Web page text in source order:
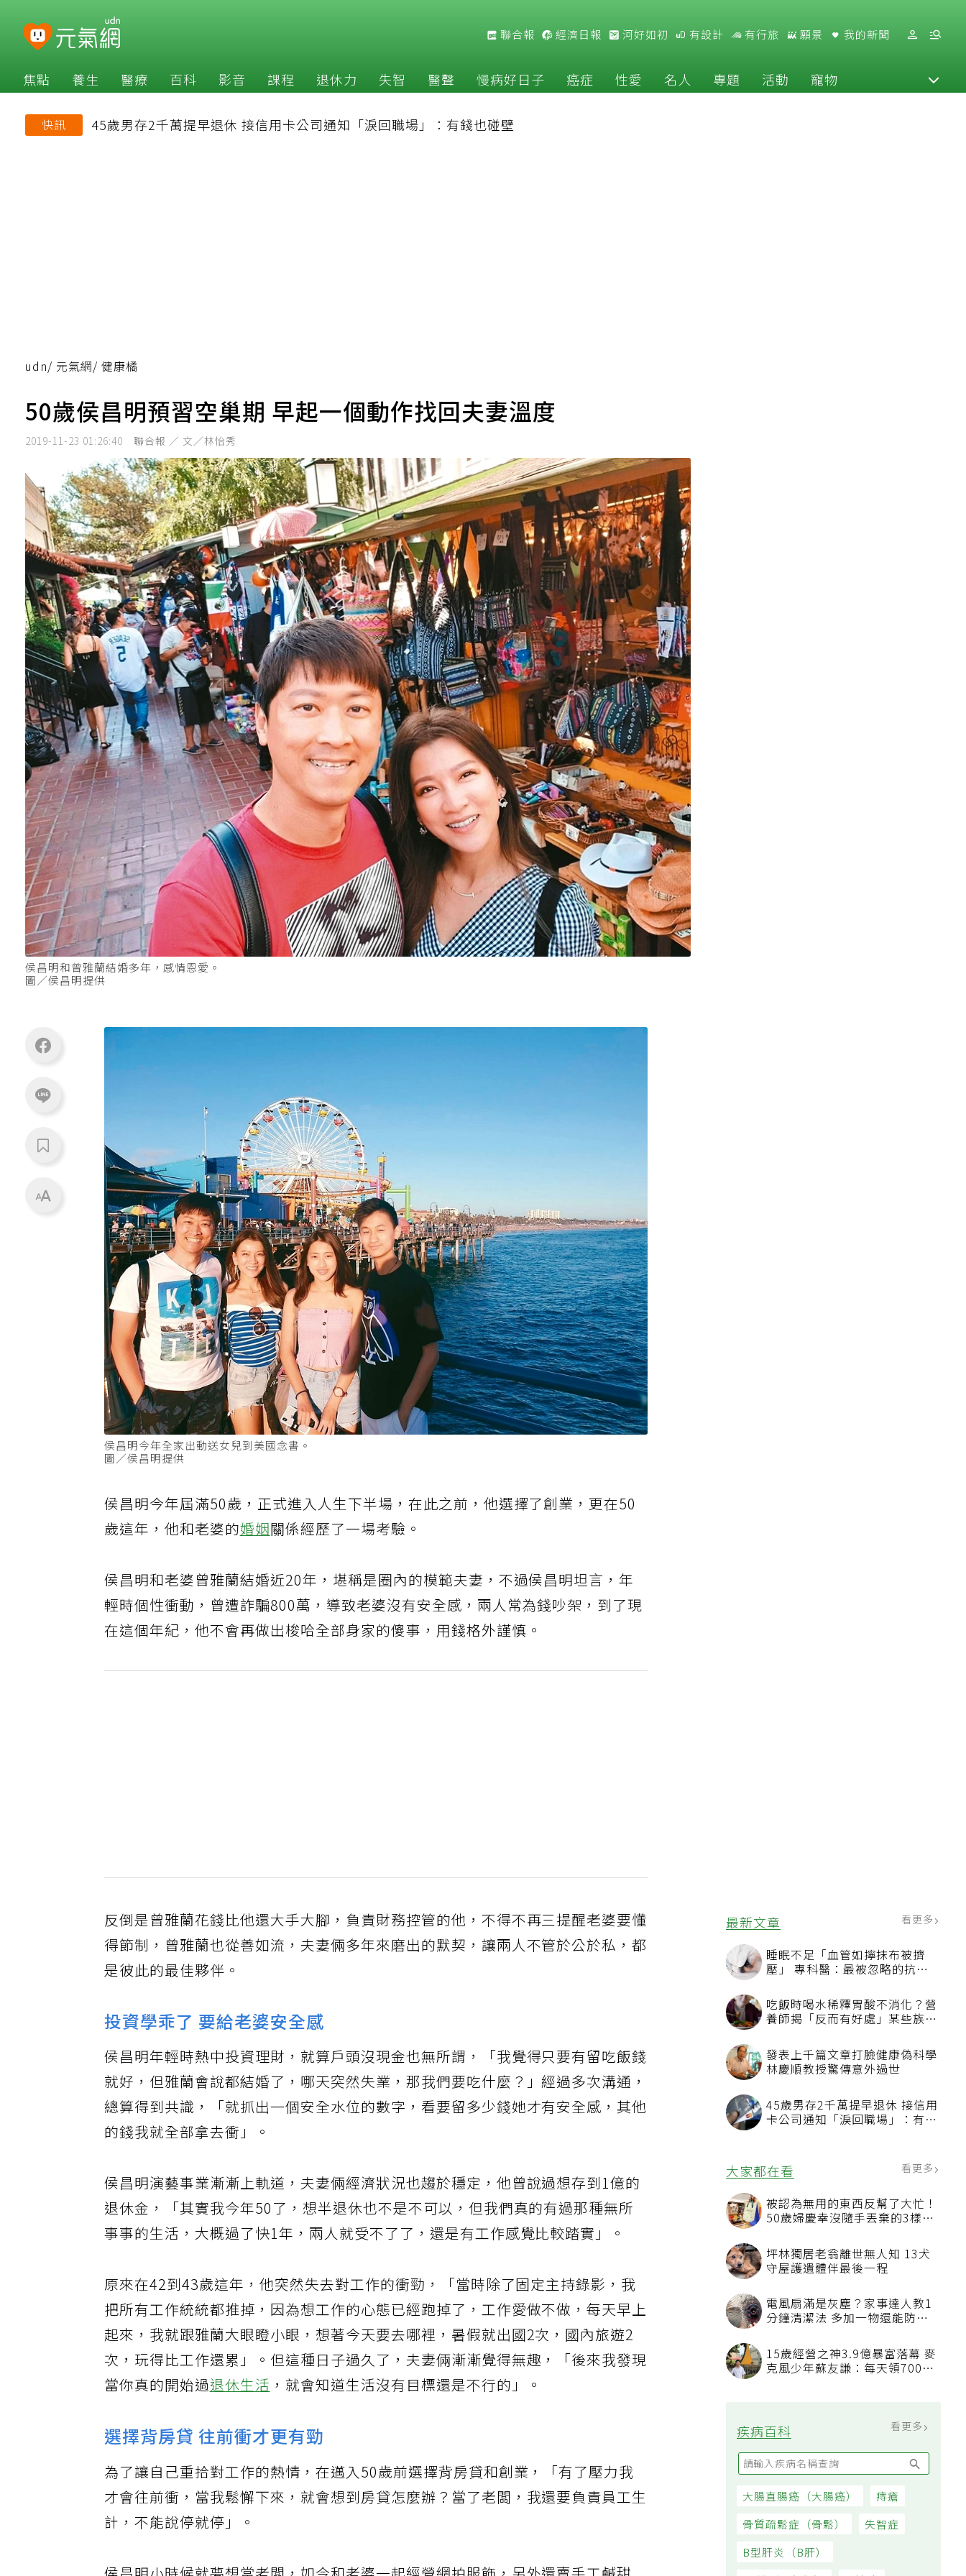
聯合報 經濟日報 河好如初 有設計 有行旅 願景 我的新聞
焦點 養生 醫療 百科 影音 課程 退休力 失智 醫聲 慢病好日子 癌症 性愛 名人 專題 活動 寵物
快訊 45歲男存2千萬提早退休 接信用卡公司通知「淚回職場」：有錢也碰壁
最新文章 看更多
睡眠不足「血管如擰抹布被擠
壓」 專科醫：最被忽略的抗老
吃飯時喝水稀釋胃酸不消化？營
養師揭「反而有好處」某些族群
發表上千篇文章打臉健康偽科學
林慶順教授驚傳意外過世
45歲男存2千萬提早退休 接信用
卡公司通知「淚回職場」：有錢
大家都在看
被認為無用的東西反幫了大忙！
50歲婦慶幸沒隨手丟棄的3樣物
坪林獨居老翁離世無人知 13犬
守屋護遺體伴最後一程
電風扇滿是灰塵？家事達人教1
汙附著
15歲經營之神3.9億暴富落幕 麥
疾病百科
udn/ 元氣網/ 健康橘
50歲侯昌明預習空巢期 早起一個動作找回夫妻溫度
2019-11-23 01:26:40 聯合報 ／ 文／林怡秀
侯昌明和曾雅蘭結婚多年，感情恩愛。
圖／侯昌明提供
侯昌明今年全家出動送女兒到美國念書。
圖／侯昌明提供
侯昌明今年屆滿50歲，正式進入人生下半場，在此之前，他選擇了創業，更在50
歲這年，他和老婆的婚姻關係經歷了一場考驗。
侯昌明和老婆曾雅蘭結婚近20年，堪稱是圈內的模範夫妻，不過侯昌明坦言，年
輕時個性衝動，曾遭詐騙800萬，導致老婆沒有安全感，兩人常為錢吵架，到了現
在這個年紀，他不會再做出梭哈全部身家的傻事，用錢格外謹慎。
反倒是曾雅蘭花錢比他還大手大腳，負責財務控管的他，不得不再三提醒老婆要懂
得節制，曾雅蘭也從善如流，夫妻倆多年來磨出的默契，讓兩人不管於公於私，都
是彼此的最佳夥伴。
投資學乖了 要給老婆安全感
侯昌明年輕時熱中投資理財，就算戶頭沒現金也無所謂，「我覺得只要有留吃飯錢
就好，但雅蘭會說都結婚了，哪天突然失業，那我們要吃什麼？」經過多次溝通，
總算得到共識，「就抓出一個安全水位的數字，看要留多少錢她才有安全感，其他
的錢我就全部拿去衝」。
侯昌明演藝事業漸漸上軌道，夫妻倆經濟狀況也趨於穩定，他曾說過想存到1億的
退休金，「其實我今年50了，想半退休也不是不可以，但我們真的有過那種無所
事事的生活，大概過了快1年，兩人就受不了了，還是有工作感覺比較踏實」。
原來在42到43歲這年，他突然失去對工作的衝勁，「當時除了固定主持錄影，我
把所有工作統統都推掉，因為想工作的心態已經跑掉了，工作愛做不做，每天早上
起來，我就跟雅蘭大眼瞪小眼，想著今天要去哪裡，暑假就出國2次，國內旅遊2
次，玩得比工作還累」。但這種日子過久了，夫妻倆漸漸覺得無趣，「後來我發現
當你真的開始過退休生活 ，就會知道生活沒有目標還是不行的」。
選擇背房貸 往前衝才更有勁
為了讓自己重拾對工作的熱情，在邁入50歲前選擇背房貸和創業，「有了壓力我
才會往前衝，當我鬆懈下來，就會想到房貸怎麼辦？當了老闆，我還要負責員工生
計，不能說停就停」。